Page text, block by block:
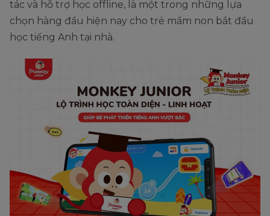
tác và hỗ trợ học offline, là một trong những lựa
chọn hàng đầu hiện nay cho trẻ mầm non bắt đầu
học tiếng Anh tại nhà.